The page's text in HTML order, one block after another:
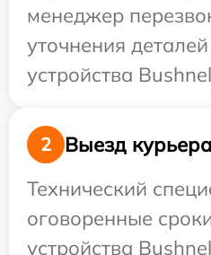
менеджер
уточнения
устройства
2
Выезд
Технический
оговоренные
устройства